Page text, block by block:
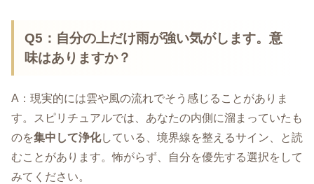
Q5：自分の上だけ雨が強い気がします。意
味はありますか？
A：現実的には雲や風の流れでそう感じることがありま
す。スピリチュアルでは、あなたの内側に溜まっていたも
のを集中して浄化している、境界線を整えるサイン、と読
むことがあります。怖がらず、自分を優先する選択をして
みてください。